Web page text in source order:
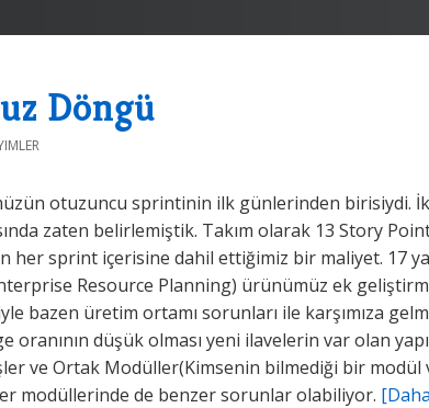
Döngü
otuzuncu sprintinin ilk günlerinden birisiydi.
zaten belirlemiştik. Takım olarak 13 Story
sprint içerisine dahil ettiğimiz bir maliyet. 17
Resource Planning) ürünümüz ek
bazen üretim ortamı sorunları ile karşımıza
oranının düşük olması yeni ilavelerin var olan
ve Ortak Modüller(Kimsenin bilmediği bir modül
modüllerinde de benzer sorunlar olabiliyor.